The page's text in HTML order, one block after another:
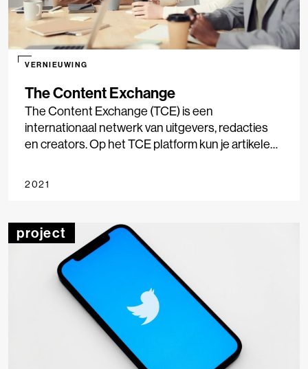
The Content Exchange
VERNIEUWING
The Content Exchange (TCE) is een
internationaal netwerk van uitgevers, redacties
en creators. Op het TCE platform kun je artikelen,
2021
project